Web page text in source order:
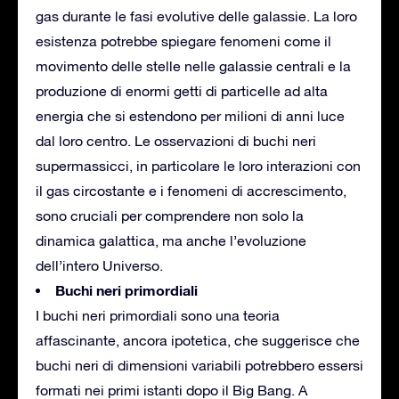
gas durante le fasi evolutive delle galassie. La loro
esistenza potrebbe spiegare fenomeni come il
movimento delle stelle nelle galassie centrali e la
produzione di enormi getti di particelle ad alta
energia che si estendono per milioni di anni luce
dal loro centro. Le osservazioni di buchi neri
supermassicci, in particolare le loro interazioni con
il gas circostante e i fenomeni di accrescimento,
sono cruciali per comprendere non solo la
dinamica galattica, ma anche l’evoluzione
dell’intero Universo.
Buchi neri primordiali
I buchi neri primordiali sono una teoria
affascinante, ancora ipotetica, che suggerisce che
buchi neri di dimensioni variabili potrebbero essersi
formati nei primi istanti dopo il Big Bang. A